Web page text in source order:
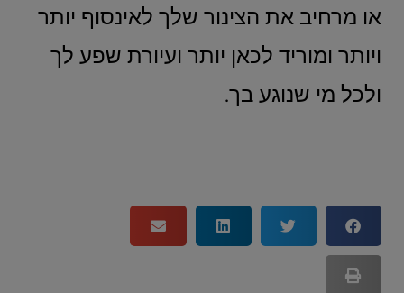
או מרחיב את הצינור שלך לאינסוף יותר
ויותר ומוריד לכאן יותר ועיורת שפע לך
ולכל מי שנוגע בך.